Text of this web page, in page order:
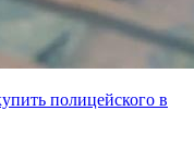
полицейского в